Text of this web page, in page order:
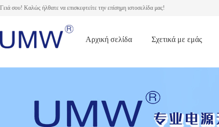
Γειά σου! Καλώς ήλθατε να επισκεφτείτε την επίσημη ιστοσελίδα μας!
Αρχική σελίδα Σχετικά με εμάς